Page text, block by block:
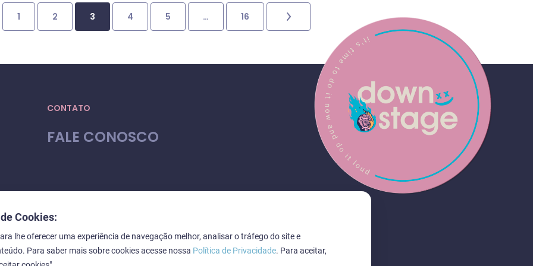
1 2 3 4 5 … 16
CONTATO
FALE CONOSCO
Cookies:
lhe oferecer uma experiência de navegação melhor, analisar o tráfego do site e
Para saber mais sobre cookies acesse nossa Política de Privacidade. Para aceitar,